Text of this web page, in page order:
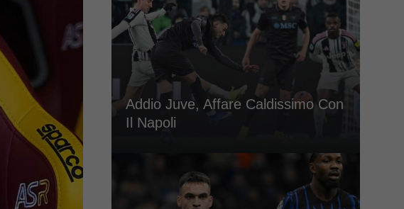
Addio Juve, Affare Caldissimo Con
Il Napoli